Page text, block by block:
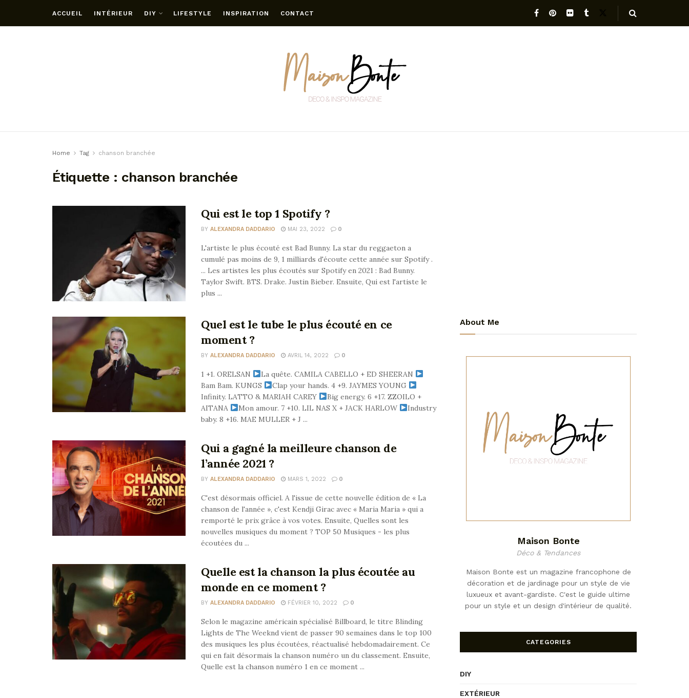
ACCUEIL INTÉRIEUR DIY LIFESTYLE INSPIRATION CONTACT
Home Tag chanson branchée
Étiquette : chanson branchée
Qui est le top 1 Spotify ?
BY ALEXANDRA DADDARIO MAI 23, 2022 0
L'artiste le plus écouté est Bad Bunny. La star du reggaeton a
cumulé pas moins de 9, 1 milliards d'écoute cette année sur Spotify .
... Les artistes les plus écoutés sur Spotify en 2021 : Bad Bunny.
Taylor Swift. BTS. Drake. Justin Bieber. Ensuite, Qui est l'artiste le
plus ...
Quel est le tube le plus écouté en ce
moment ?
BY ALEXANDRA DADDARIO AVRIL 14, 2022 0
1 +1. ORELSAN
La quête. CAMILA CABELLO + ED SHEERAN
Bam Bam. KUNGS
Clap your hands. 4 +9. JAYMES YOUNG
Infinity. LATTO & MARIAH CAREY
Big energy. 6 +17. ZZOILO +
AITANA
Mon amour. 7 +10. LIL NAS X + JACK HARLOW
Industry
baby. 8 +16. MAE MULLER + J ...
Qui a gagné la meilleure chanson de
l’année 2021 ?
BY ALEXANDRA DADDARIO MARS 1, 2022 0
C'est désormais officiel. A l'issue de cette nouvelle édition de « La
chanson de l'année », c'est Kendji Girac avec « Maria Maria » qui a
remporté le prix grâce à vos votes. Ensuite, Quelles sont les
nouvelles musiques du moment ? TOP 50 Musiques - les plus
écoutées du ...
Quelle est la chanson la plus écoutée au
monde en ce moment ?
BY ALEXANDRA DADDARIO FÉVRIER 10, 2022 0
Selon le magazine américain spécialisé Billboard, le titre Blinding
Lights de The Weeknd vient de passer 90 semaines dans le top 100
des musiques les plus écoutées, réactualisé hebdomadairement. Ce
qui en fait désormais la chanson numéro un du classement. Ensuite,
Quelle est la chanson numéro 1 en ce moment ...
About Me
Maison Bonte
Déco & Tendances
Maison Bonte est un magazine francophone de
décoration et de jardinage pour un style de vie
luxueux et avant-gardiste. C'est le guide ultime
pour un style et un design d'intérieur de qualité.
CATEGORIES
DIY
EXTÉRIEUR